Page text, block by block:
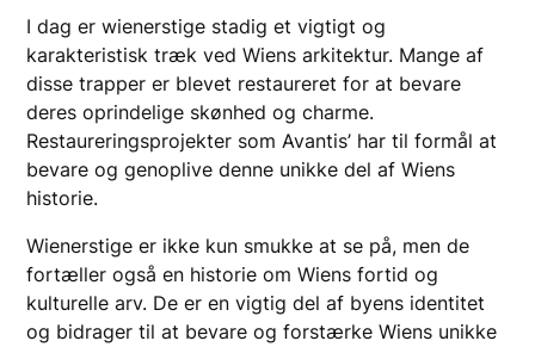
I dag er wienerstige stadig et vigtigt og
karakteristisk træk ved Wiens arkitektur. Mange af
disse trapper er blevet restaureret for at bevare
deres oprindelige skønhed og charme.
Restaureringsprojekter som Avantis’ har til formål at
bevare og genoplive denne unikke del af Wiens
historie.
Wienerstige er ikke kun smukke at se på, men de
fortæller også en historie om Wiens fortid og
kulturelle arv. De er en vigtig del af byens identitet
og bidrager til at bevare og forstærke Wiens unikke